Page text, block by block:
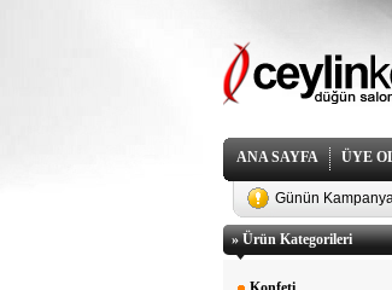
ANA SAYFA ÜYE
Günün
» Ürün Kategorileri